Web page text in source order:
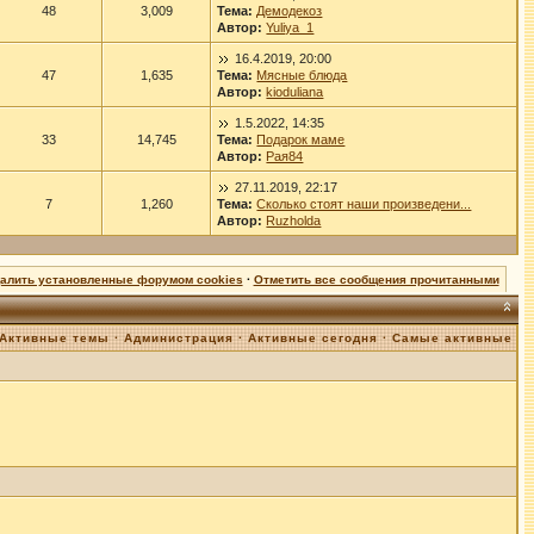
48 3,009
Тема: Демодекоз
Автор: Yuliya_1
47 1,635
16.4.2019, 20:00
Тема: Мясные блюда
Автор: kioduliana
33 14,745
1.5.2022, 14:35
Тема: Подарок маме
Автор: Рая84
7 1,260
27.11.2019, 22:17
Тема: Сколько стоят наши произведени...
Автор: Ruzholda
установленные форумом cookies · Отметить все сообщения прочитанными
Активные темы ·Администрация ·Активные сегодня ·Самые активные